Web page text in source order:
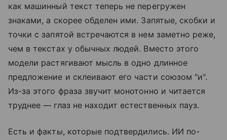
как машинный текст теперь не перегружен
знаками, а скорее обделен ими. Запятые, скобки и
точки с запятой встречаются в нем заметно реже,
чем в текстах у обычных людей. Вместо этого
модели растягивают мысль в одно длинное
предложение и склеивают его части союзом "и".
Из-за этого фраза звучит монотонно и читается
труднее — глаз не находит естественных пауз.
Есть и факты, которые подтвердились. ИИ по-